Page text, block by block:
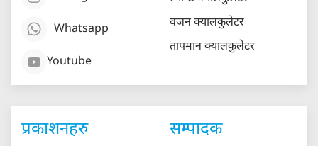
Whatsapp
Youtube
वजन क्यालकुलेटर
तापमान क्यालकुलेटर
प्रकाशनहरु सम्पादक